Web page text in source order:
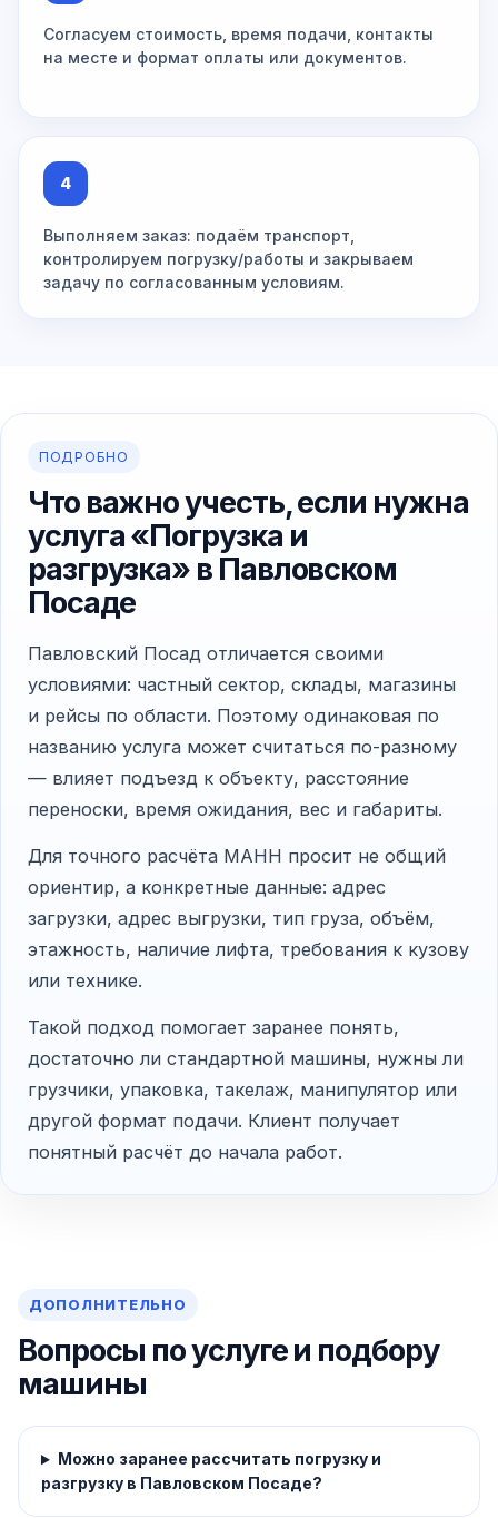
Согласуем стоимость, время подачи, контакты
на месте и формат оплаты или документов.
4
Выполняем заказ: подаём транспорт,
контролируем погрузку/работы и закрываем
задачу по согласованным условиям.
ПОДРОБНО
Что важно учесть, если нужна
услуга «Погрузка и
разгрузка» в Павловском
Посаде
Павловский Посад отличается своими
условиями: частный сектор, склады, магазины
и рейсы по области. Поэтому одинаковая по
названию услуга может считаться по-разному
— влияет подъезд к объекту, расстояние
переноски, время ожидания, вес и габариты.
Для точного расчёта МАНН просит не общий
ориентир, а конкретные данные: адрес
загрузки, адрес выгрузки, тип груза, объём,
этажность, наличие лифта, требования к кузову
или технике.
Такой подход помогает заранее понять,
достаточно ли стандартной машины, нужны ли
грузчики, упаковка, такелаж, манипулятор или
другой формат подачи. Клиент получает
понятный расчёт до начала работ.
ДОПОЛНИТЕЛЬНО
Вопросы по услуге и подбору
машины
Можно заранее рассчитать погрузку и
разгрузку в Павловском Посаде?